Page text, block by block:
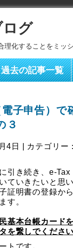
ログ
理化することをミッ
過去の記事一覧
子申告）で
３
4日 | カテゴリー
引き続き、e-
ていきたいと思
証明書の登録か
す。
基本台帳カード
を繋しでくださ
トです。